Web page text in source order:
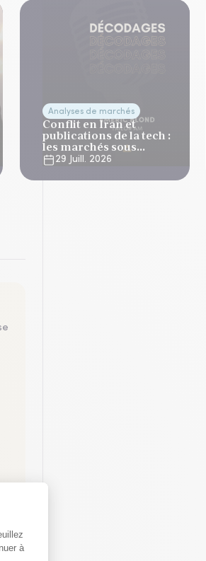
Analyses de marchés
Conflit en Iran et
publications de la tech :
les marchés sous
tension
29 Juill. 2026